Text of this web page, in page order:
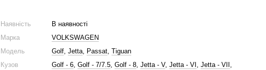
Наявність
В наявності
Марка
VOLKSWAGEN
Модель
Golf,Jetta, Passat,Tiguan
Кузов
Golf - 6,Golf - 7/7.5,Golf - 8,Jetta - V,Jetta - VI ,Jetta - VII ,